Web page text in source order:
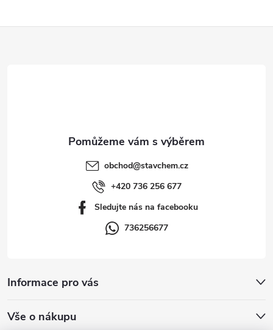
Informace pro vás
Vše o nákupu
obchod@stavchem.cz
+420 736 256 677
Sledujte nás na facebooku
736256677